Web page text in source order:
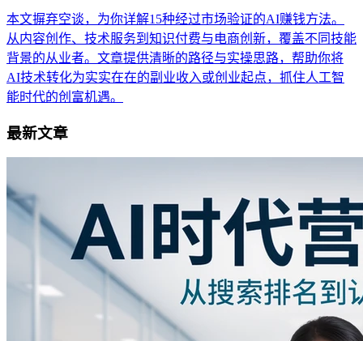
本文摒弃空谈，为你详解15种经过市场验证的AI赚钱方法。
从内容创作、技术服务到知识付费与电商创新，覆盖不同技能
背景的从业者。文章提供清晰的路径与实操思路，帮助你将
AI技术转化为实实在在的副业收入或创业起点，抓住人工智
能时代的创富机遇。
最新文章